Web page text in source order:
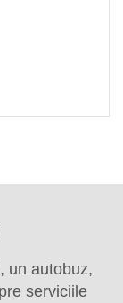
un autobuz,
serviciile